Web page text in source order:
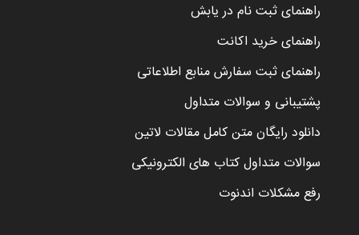
راهنمای ثبت نام در یابش
راهنمای خرید اکانت
راهنمای ثبت سفارش منابع اطلاعاتی
پشتیبانی و سوالات متداول
دانلود رایگان متن کامل مقالات لاتین
سوالات متداول کتاب های الکترونیکی
رفع مشکلات اندنوت